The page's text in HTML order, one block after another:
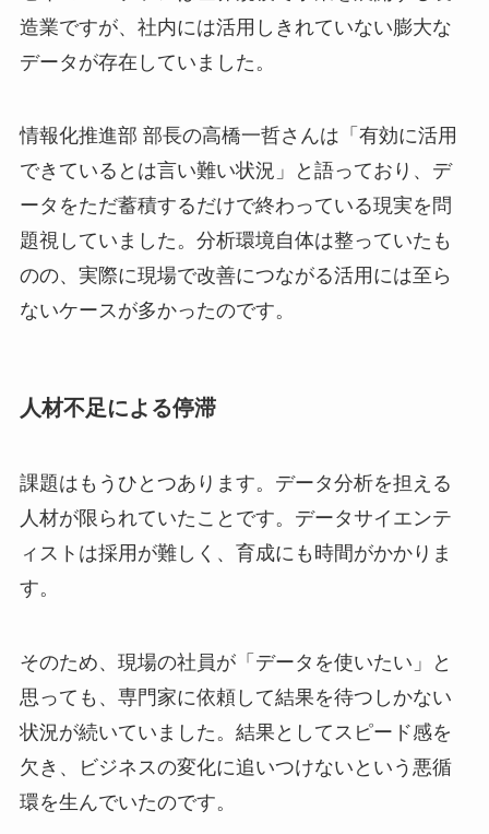
造業ですが、社内には活用しきれていない膨大な
データが存在していました。
情報化推進部 部長の高橋一哲さんは「有効に活用
できているとは言い難い状況」と語っており、デ
ータをただ蓄積するだけで終わっている現実を問
題視していました。分析環境自体は整っていたも
のの、実際に現場で改善につながる活用には至ら
ないケースが多かったのです。
人材不足による停滞
課題はもうひとつあります。データ分析を担える
人材が限られていたことです。データサイエンテ
ィストは採用が難しく、育成にも時間がかかりま
す。
そのため、現場の社員が「データを使いたい」と
思っても、専門家に依頼して結果を待つしかない
状況が続いていました。結果としてスピード感を
欠き、ビジネスの変化に追いつけないという悪循
環を生んでいたのです。